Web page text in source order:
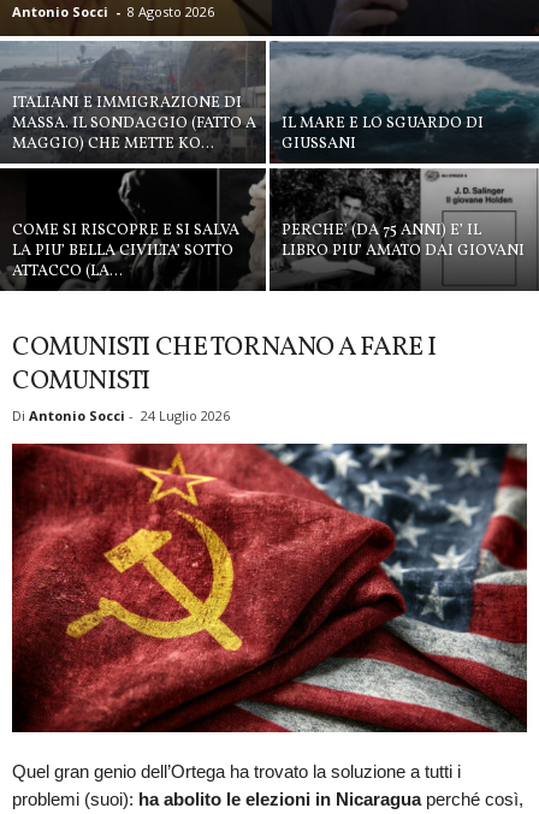
Antonio Socci - 8 Agosto 2026
ITALIANI E IMMIGRAZIONE DI
MASSA. IL SONDAGGIO (FATTO A
MAGGIO) CHE METTE KO...
IL MARE E LO SGUARDO DI
GIUSSANI
COME SI RISCOPRE E SI SALVA
LA PIU’ BELLA CIVILTA’ SOTTO
ATTACCO (LA...
PERCHE’ (DA 75 ANNI) E’ IL
LIBRO PIU’ AMATO DAI GIOVANI
COMUNISTI CHE TORNANO A FARE I
COMUNISTI
Di Antonio Socci - 24 Luglio 2026
Quel gran genio dell’Ortega ha trovato la soluzione a tutti i
problemi (suoi): ha abolito le elezioni in Nicaraguaperché così,